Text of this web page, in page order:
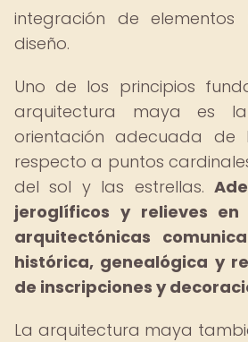
integración de elementos
diseño.
Uno de los principios
arquitectura maya es
orientación adecuada de
respecto a puntos
del sol y las estrellas.
jeroglíficos y relieves en
arquitectónicas
histórica, genealógica y
de inscripciones y
La arquitectura maya